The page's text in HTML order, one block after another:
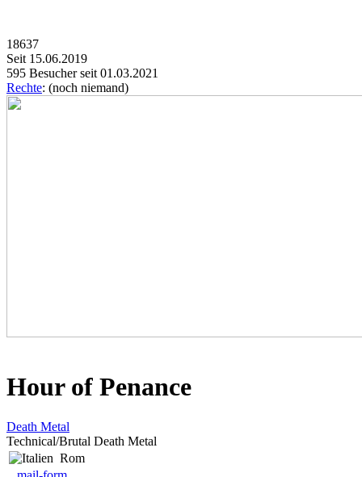
18637
Seit 15.06.2019
595 Besucher seit 01.03.2021
Rechte: (noch niemand)
Hour of Penance
Death Metal
Technical/Brutal Death Metal
Rom